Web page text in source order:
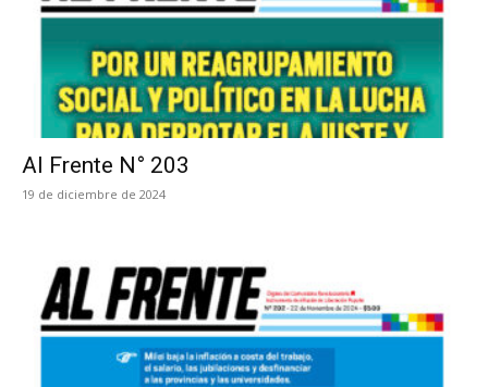
Al Frente N° 203
19 de diciembre de 2024